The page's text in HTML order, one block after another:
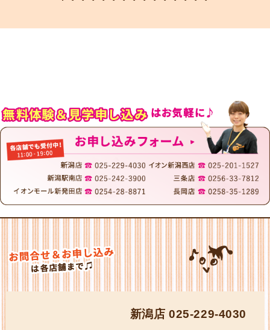
新潟店025-229-4030